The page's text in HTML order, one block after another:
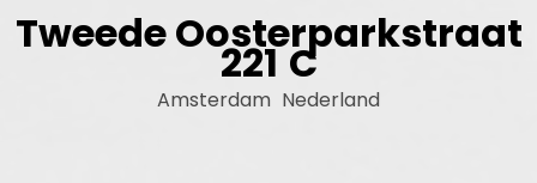
Tweede Oosterparkstraat
221 C
Amsterdam Nederland